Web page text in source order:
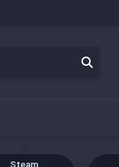
Google Play